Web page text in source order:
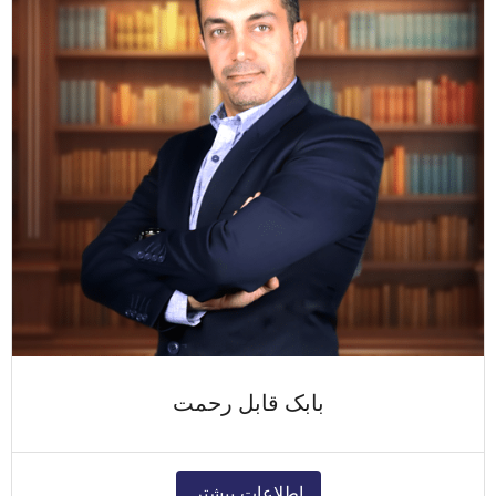
بابک قابل رحمت